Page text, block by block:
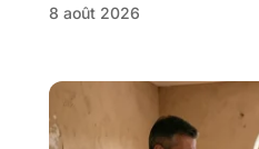
8 août 2026